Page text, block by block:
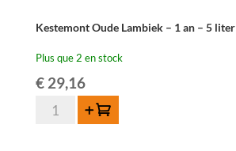
Kestemont Oude Lambiek – 1 an – 5 liter
Plus que 2 en stock
€29,16
quantité
Ajouter au panier